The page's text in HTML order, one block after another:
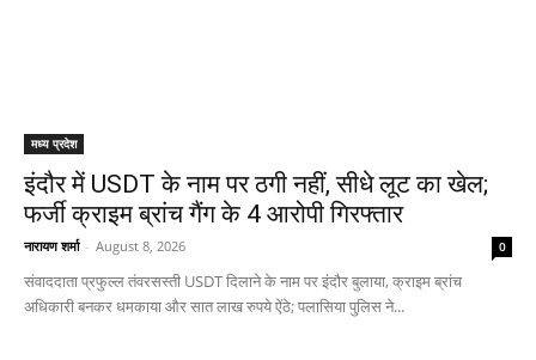
मध्य प्रदेश
इंदौर में USDT के नाम पर ठगी नहीं, सीधे लूट का खेल;
फर्जी क्राइम ब्रांच गैंग के 4 आरोपी गिरफ्तार
नारायण शर्मा - August 8, 2026 0
संवाददाता प्रफुल्ल तंवरसस्ती USDT दिलाने के नाम पर इंदौर बुलाया, क्राइम ब्रांच
अधिकारी बनकर धमकाया और सात लाख रुपये ऐंठे; पलासिया पुलिस ने...